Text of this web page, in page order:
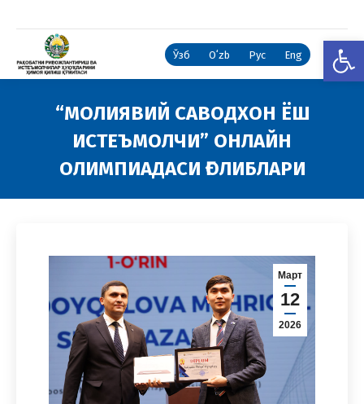
Ўзб Oʻzb Рус Eng
“МОЛИЯВИЙ САВОДХОН ЁШ
ИСТЕЪМОЛЧИ” ОНЛАЙН
ОЛИМПИАДАСИ ҒОЛИБЛАРИ
Март
12
2026